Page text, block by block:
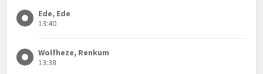
Ede, Ede
13:40
Wolfheze, Renkum
13:38